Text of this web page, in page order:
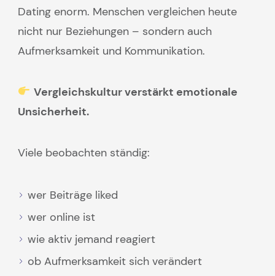
Dating enorm. Menschen vergleichen heute
nicht nur Beziehungen – sondern auch
Aufmerksamkeit und Kommunikation.
Vergleichskultur verstärkt emotionale
Unsicherheit.
Viele beobachten ständig:
wer Beiträge liked
wer online ist
wie aktiv jemand reagiert
ob Aufmerksamkeit sich verändert